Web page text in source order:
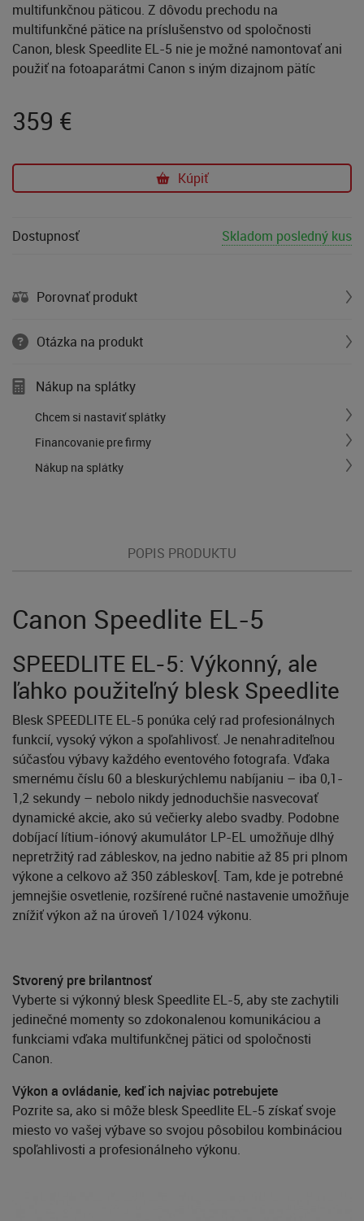
multifunkčnou päticou. Z dôvodu prechodu na
multifunkčné pätice na príslušenstvo od spoločnosti
Canon, blesk Speedlite EL-5 nie je možné namontovať ani
použiť na fotoaparátmi Canon s iným dizajnom pätíc
359 €
Kúpiť
Dostupnosť Skladom posledný kus
Porovnať produkt
Otázka na produkt
Nákup na splátky
Chcem si nastaviť splátky
Financovanie pre firmy
Nákup na splátky
POPIS PRODUKTU
Canon Speedlite EL-5
SPEEDLITE EL-5: Výkonný, ale
ľahko použiteľný blesk Speedlite
Blesk SPEEDLITE EL-5 ponúka celý rad profesionálnych
funkcií, vysoký výkon a spoľahlivosť. Je nenahraditeľnou
súčasťou výbavy každého eventového fotografa. Vďaka
smernému číslu 60 a bleskurýchlemu nabíjaniu – iba 0,1-
1,2 sekundy – nebolo nikdy jednoduchšie nasvecovať
dynamické akcie, ako sú večierky alebo svadby. Podobne
dobíjací lítium-iónový akumulátor LP-EL umožňuje dlhý
nepretržitý rad zábleskov, na jedno nabitie až 85 pri plnom
výkone a celkovo až 350 zábleskov[. Tam, kde je potrebné
jemnejšie osvetlenie, rozšírené ručné nastavenie umožňuje
znížiť výkon až na úroveň 1/1024 výkonu.
Stvorený pre brilantnosť
Vyberte si výkonný blesk Speedlite EL-5, aby ste zachytili
jedinečné momenty so zdokonalenou komunikáciou a
funkciami vďaka multifunkčnej pätici od spoločnosti
Canon.
Výkon a ovládanie, keď ich najviac potrebujete
Pozrite sa, ako si môže blesk Speedlite EL-5 získať svoje
miesto vo vašej výbave so svojou pôsobilou kombináciou
spoľahlivosti a profesionálneho výkonu.